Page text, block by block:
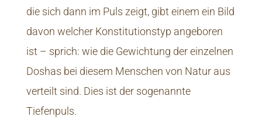
die sich dann im Puls zeigt, gibt einem ein Bild
davon welcher Konstitutionstyp angeboren
ist – sprich: wie die Gewichtung der einzelnen
Doshas bei diesem Menschen von Natur aus
verteilt sind. Dies ist der sogenannte
Tiefenpuls.